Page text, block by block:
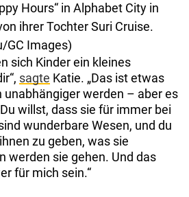
Hours“ in Alphabet City in
ihrer Tochter Suri Cruise.
GC Images)
sich Kinder ein kleines
sagte Katie. „Das ist etwas
unabhängiger werden – aber es
willst, dass sie für immer bei
wunderbare Wesen, und du
zu geben, was sie
werden sie gehen. Und das
für mich sein.“